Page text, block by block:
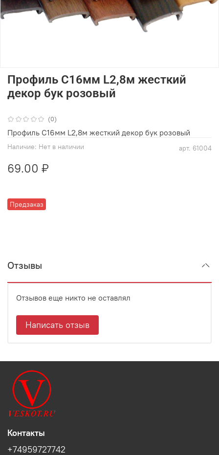
(0)
арт. 61004
Наличие: Нет в наличии
Предзаказ
Профиль С16мм L2,8м жесткий
декор бук розовый
69.00 ₽
Профиль С16мм L2,8м жесткий декор бук розовый
Отзывы
Отзывов еще никто не оставлял
Написать отзыв
Контакты
+74959727742